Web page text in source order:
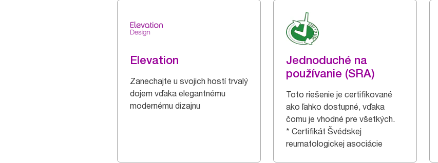
Elevation
Zanechajte u svojich hostí trvalý
dojem vďaka elegantnému
modernému dizajnu
Jednoduché na
používanie (SRA)
Toto riešenie je certifikované
ako ľahko dostupné, vďaka
čomu je vhodné pre všetkých.
* Certifikát Švédskej
reumatologickej asociácie